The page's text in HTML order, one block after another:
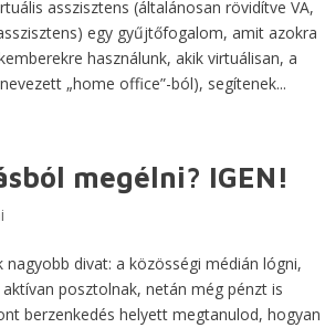
asszisztens (általánosan rövidítve VA,
egy gyűjtőfogalom, amit azokra
használunk, akik virtuálisan, a
„home office”-ból), segítenek...
megélni? IGEN!
nagyobb divat: a közösségi médián lógni,
posztolnak, netán még pénzt is
berzenkedés helyett megtanulod, hogyan